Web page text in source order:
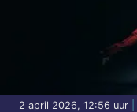
2 april 2026, 12:56 uur